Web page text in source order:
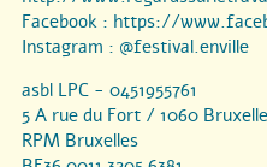
Facebook : https://
Instagram : @festival.enville
asbl LPC - 0451955761
5 A rue du Fort / 1060
RPM Bruxelles